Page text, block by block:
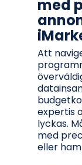
med
Att
expertis
lyckas.
med
eller